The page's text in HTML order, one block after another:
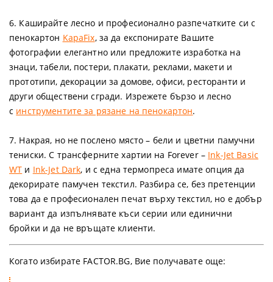
6. Каширайте лесно и професионално разпечатките си с
пенокартон KapaFix, за да експонирате Вашите
фотографии елегантно или предложите изработка на
знаци, табели, постери, плакати, реклами, макети и
прототипи, декорации за домове, офиси, ресторанти и
други обществени сгради. Изрежете бързо и лесно
с инструментите за рязане на пенокартон.
7. Накрая, но не послено място – бели и цветни памучни
тениски. С трансферните хартии на Forever – Ink-Jet Basic
WT и Ink-Jet Dark, и с една термопреса имате опция да
декорирате памучен текстил. Разбира се, без претенции
това да е професионален печат върху текстил, но е добър
вариант да изпълнявате къси серии или единични
бройки и да не връщате клиенти.
Когато избирате FACTOR.BG, Вие получавате още: